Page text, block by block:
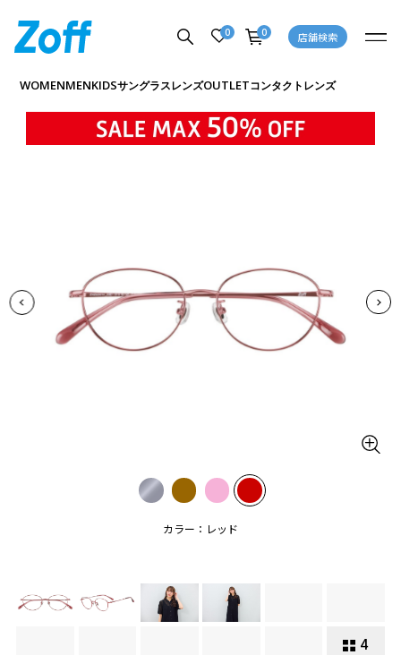
0 0 店舗検索
WOMENMENKIDSサングラスレンズOUTLETコンタクトレンズ
カラー：レッド
4
商品詳細ページへ